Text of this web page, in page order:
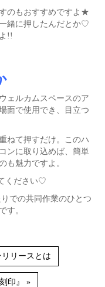
のもおすすめですよ★
緒に押したんだとか♡
!!
ェルカムスペースのア
面で使用でき、目立つ
ねて押すだけ。このハ
ンに取り込めば、簡単
も魅力ですよ。
ください♡
での共同作業のひとつ
す。
リースとは
印』 »